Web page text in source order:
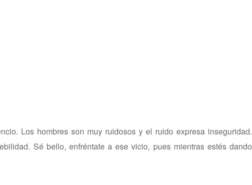
Los hombres son muy ruidosos y el ruido expresa inseguridad.
Sé bello, enfréntate a ese vicio, pues mientras estés dando